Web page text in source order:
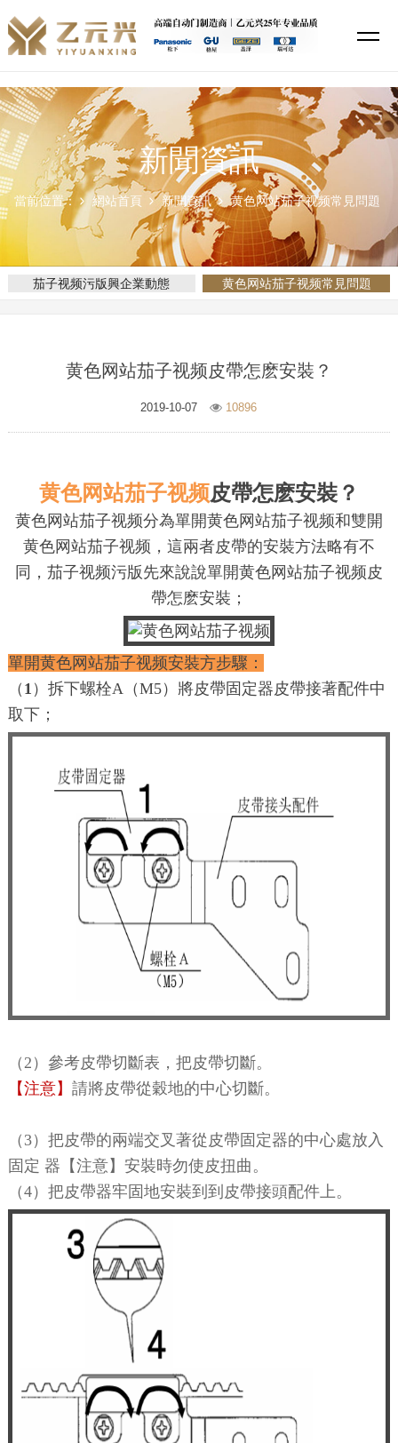
新聞資訊
當前位置： 網站首頁 新聞資訊 黄色网站茄子视频常見問題
茄子视频污版興企業動態 黄色网站茄子视频常見問題
黄色网站茄子视频皮帶怎麽安裝？
2019-10-07 10896
黄色网站茄子视频皮帶怎麽安裝？
黄色网站茄子视频分為單開黄色网站茄子视频和雙開
黄色网站茄子视频，這兩者皮帶的安裝方法略有不
同，茄子视频污版先來說說單開黄色网站茄子视频皮
帶怎麽安裝；
單開黄色网站茄子视频安裝方步驟：
（ 1 ）拆下螺栓A（M5）將皮帶固定器皮帶接著配件中
取下；
（2）參考皮帶切斷表，把皮帶切斷。
【注意】 請將皮帶從穀地的中心切斷。
（3）把皮帶的兩端交叉著從皮帶固定器的中心處放入
固定 器【注意】安裝時勿使皮扭曲。
（4）把皮帶器牢固地安裝到到皮帶接頭配件上。